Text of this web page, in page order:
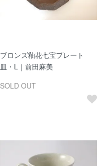
ブロンズ釉花七宝プレート
皿・L｜前田麻美
SOLD OUT